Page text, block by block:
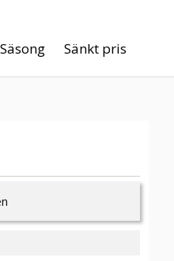
Säsong Sänkt pris